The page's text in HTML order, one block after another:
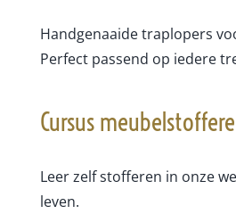
Handgenaaide traplopers
Perfect passend op iedere
Cursus
Leer zelf stofferen in onze
leven.